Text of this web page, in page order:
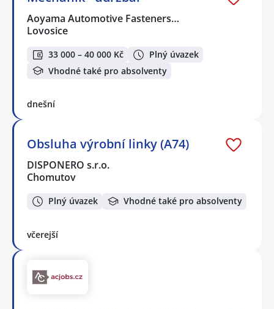
Aoyama Automotive Fasteners…
Lovosice
33 000 – 40 000 Kč
Plný úvazek
Vhodné také pro absolventy
dnešní
Obsluha výrobní linky (A74)
DISPONERO s.r.o.
Chomutov
Plný úvazek Vhodné také pro absolventy
včerejší